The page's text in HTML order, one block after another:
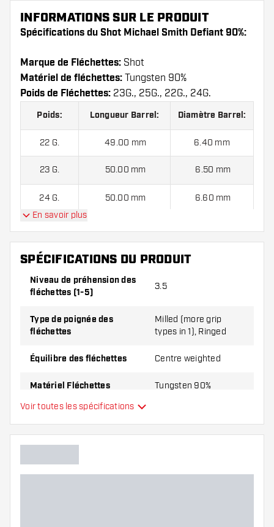
INFORMATIONS SUR LE PRODUIT
Spécifications du Shot Michael Smith Defiant 90%:
Marque de Fléchettes: Shot
Matériel de fléchettes: Tungsten 90%
Poids de Fléchettes: 23G., 25G., 22G., 24G.
Poids: Longueur Barrel: Diamètre Barrel:
22 G. 49.00 mm 6.40 mm
23 G. 50.00 mm 6.50 mm
24 G. 50.00 mm 6.60 mm
Shot Michael Smith Defiant 90% contient:
fléchettes, 3 ailettes et 3 tiges.
En savoir plus
SPÉCIFICATIONS DU PRODUIT
Niveau de préhension des
fléchettes (1-5)
3.5
Type de poignée des
fléchettes
Milled (more grip
types in 1), Ringed
Équilibre des fléchettes Centre weighted
Matériel Fléchettes Tungsten 90%
Type du nez des fléchettes
Couleur des fléchettes
Voir toutes les spécifications